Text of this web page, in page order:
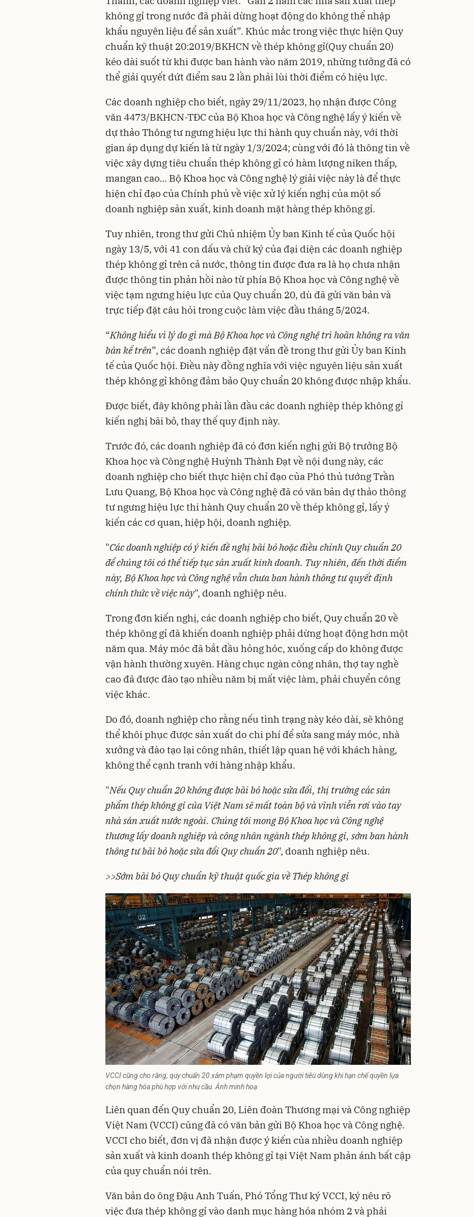
không gỉ trong nước đã phải dừng hoạt động do không thể nhập
khẩu nguyên liệu để sản xuất”. Khúc mắc trong việc thực hiện Quy
chuẩn kỹ thuật 20:2019/BKHCN về thép không gỉ(Quy chuẩn 20)
kéo dài suốt từ khi được ban hành vào năm 2019, những tưởng đã có
thể giải quyết dứt điểm sau 2 lần phải lùi thời điểm có hiệu lực.
Các doanh nghiệp cho biết, ngày 29/11/2023, họ nhận được Công
văn 4473/BKHCN-TĐC của Bộ Khoa học và Công nghệ lấy ý kiến về
dự thảo Thông tư ngưng hiệu lực thi hành quy chuẩn này, với thời
gian áp dụng dự kiến là từ ngày 1/3/2024; cùng với đó là thông tin về
việc xây dựng tiêu chuẩn thép không gỉ có hàm lượng niken thấp,
mangan cao... Bộ Khoa học và Công nghệ lý giải việc này là để thực
hiện chỉ đạo của Chính phủ về việc xử lý kiến nghị của một số
doanh nghiệp sản xuất, kinh doanh mặt hàng thép không gỉ.
Tuy nhiên, trong thư gửi Chủ nhiệm Ủy ban Kinh tế của Quốc hội
ngày 13/5, với 41 con dấu và chữ ký của đại diện các doanh nghiệp
thép không gỉ trên cả nước, thông tin được đưa ra là họ chưa nhận
được thông tin phản hồi nào từ phía Bộ Khoa học và Công nghệ về
việc tạm ngưng hiệu lực của Quy chuẩn 20, dù đã gửi văn bản và
trực tiếp đặt câu hỏi trong cuộc làm việc đầu tháng 5/2024.
“Không hiểu vì lý do gì mà Bộ Khoa học và Công nghệ trì hoãn không ra văn
bản kể trên”, các doanh nghiệp đặt vấn đề trong thư gửi Ủy ban Kinh
tế của Quốc hội. Điều này đồng nghĩa với việc nguyên liệu sản xuất
thép không gỉ không đảm bảo Quy chuẩn 20 không được nhập khẩu.
Được biết, đây không phải lần đầu các doanh nghiệp thép không gỉ
kiến nghị bãi bỏ, thay thế quy định này.
Trước đó, các doanh nghiệp đã có đơn kiến nghị gửi Bộ trưởng Bộ
Khoa học và Công nghệ Huỳnh Thành Đạt về nội dung này, các
doanh nghiệp cho biết thực hiện chỉ đạo của Phó thủ tướng Trần
Lưu Quang, Bộ Khoa học và Công nghệ đã có văn bản dự thảo thông
tư ngưng hiệu lực thi hành Quy chuẩn 20 về thép không gỉ, lấy ý
kiến các cơ quan, hiệp hội, doanh nghiệp.
"Các doanh nghiệp có ý kiến đề nghị bãi bỏ hoặc điều chỉnh Quy chuẩn 20
để chúng tôi có thể tiếp tục sản xuất kinh doanh. Tuy nhiên, đến thời điểm
này, Bộ Khoa học và Công nghệ vẫn chưa ban hành thông tư quyết định
chính thức về việc này", doanh nghiệp nêu.
Trong đơn kiến nghị, các doanh nghiệp cho biết, Quy chuẩn 20 về
thép không gỉ đã khiến doanh nghiệp phải dừng hoạt động hơn một
năm qua. Máy móc đã bắt đầu hỏng hóc, xuống cấp do không được
vận hành thường xuyên. Hàng chục ngàn công nhân, thợ tay nghề
cao đã được đào tạo nhiều năm bị mất việc làm, phải chuyển công
việc khác.
Do đó, doanh nghiệp cho rằng nếu tình trạng này kéo dài, sẽ không
thể khôi phục được sản xuất do chi phí để sửa sang máy móc, nhà
xưởng và đào tạo lại công nhân, thiết lập quan hệ với khách hàng,
không thể cạnh tranh với hàng nhập khẩu.
"Nếu Quy chuẩn 20 không được bãi bỏ hoặc sửa đổi, thị trường các sản
phẩm thép không gỉ của Việt Nam sẽ mất toàn bộ và vĩnh viễn rơi vào tay
nhà sản xuất nước ngoài. Chúng tôi mong Bộ Khoa học và Công nghệ
thương lấy doanh nghiệp và công nhân ngành thép không gỉ, sớm ban hành
thông tư bãi bỏ hoặc sửa đổi Quy chuẩn 20", doanh nghiệp nêu.
>>Sớm bãi bỏ Quy chuẩn kỹ thuật quốc gia về Thép không gỉ
VCCI cũng cho rằng, quy chuẩn 20 xâm phạm quyền lợi của người tiêu dùng khi hạn chế quyền lựa
chọn hàng hóa phù hợp với nhu cầu. Ảnh minh hoạ
Liên quan đến Quy chuẩn 20, Liên đoàn Thương mại và Công nghiệp
Việt Nam (VCCI) cũng đã có văn bản gửi Bộ Khoa học và Công nghệ.
VCCI cho biết, đơn vị đã nhận được ý kiến của nhiều doanh nghiệp
sản xuất và kinh doanh thép không gỉ tại Việt Nam phản ánh bất cập
của quy chuẩn nói trên.
Văn bản do ông Đậu Anh Tuấn, Phó Tổng Thư ký VCCI, ký nêu rõ
việc đưa thép không gỉ vào danh mục hàng hóa nhóm 2 và phải